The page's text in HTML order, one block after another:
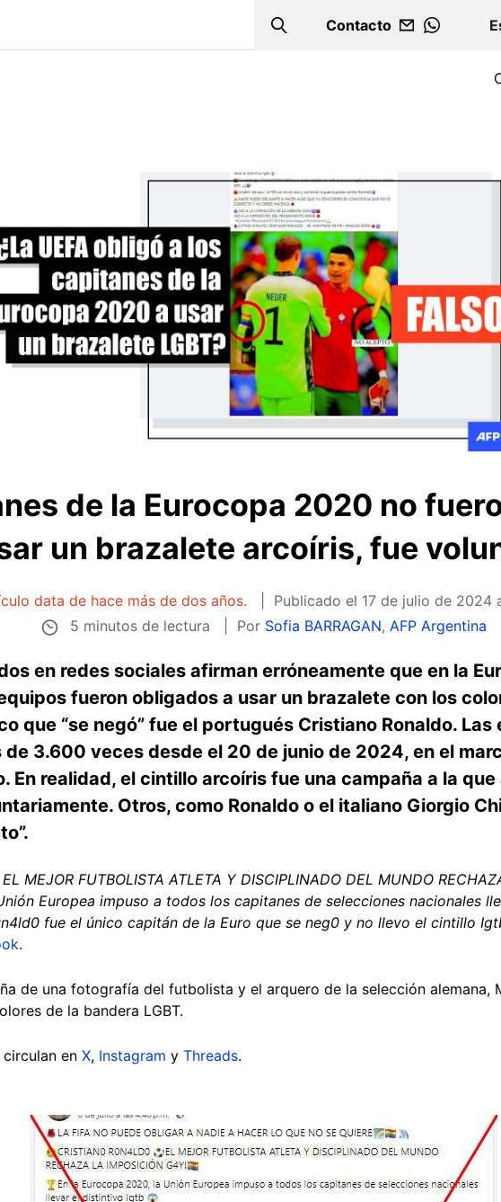
Search
Contacto
de la Eurocopa 2020 no
un brazalete arcoíris, fue
data de hace más de dos años. Publicado el 17 de julio de 2024
5 minutos de lectura
Por Sofia BARRAGAN, AFP Argentina
en redes sociales afirman erróneamente que en la
fueron obligados a usar un brazalete con los
que “se negó” fue el portugués Cristiano Ronaldo.
3.600 veces desde el 20 de junio de 2024, en el
En realidad, el cintillo arcoíris fue una campaña a la
Otros, como Ronaldo o el italiano Giorgio
MEJOR FUTBOLISTA ATLETA Y DISCIPLINADO DEL MUNDO
Europea impuso a todos los capitanes de selecciones nacionales
fue el único capitán de la Euro que se neg0 y no llevo el cintillo
.
de una fotografía del futbolista y el arquero de la selección alemana,
de la bandera LGBT.
en X, Instagram y Threads.